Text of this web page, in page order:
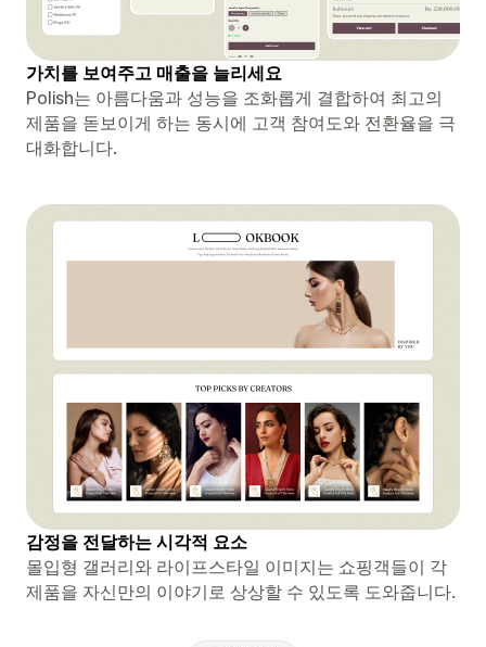
가치를 보여주고 매출을 늘리세요
Polish는 아름다움과 성능을 조화롭게 결합하여 최고의
제품을 돋보이게 하는 동시에 고객 참여도와 전환율을 극
대화합니다.
감정을 전달하는 시각적 요소
몰입형 갤러리와 라이프스타일 이미지는 쇼핑객들이 각
제품을 자신만의 이야기로 상상할 수 있도록 도와줍니다.